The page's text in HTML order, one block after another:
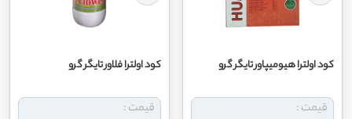
کود اولترا هیومیپاور تایگر گرو
قیمت :
کود اولترا فلاور تایگر گرو
قیمت :